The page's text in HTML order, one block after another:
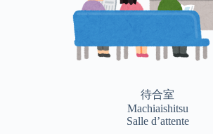
待合室
Machiaishitsu
Salle d’attente